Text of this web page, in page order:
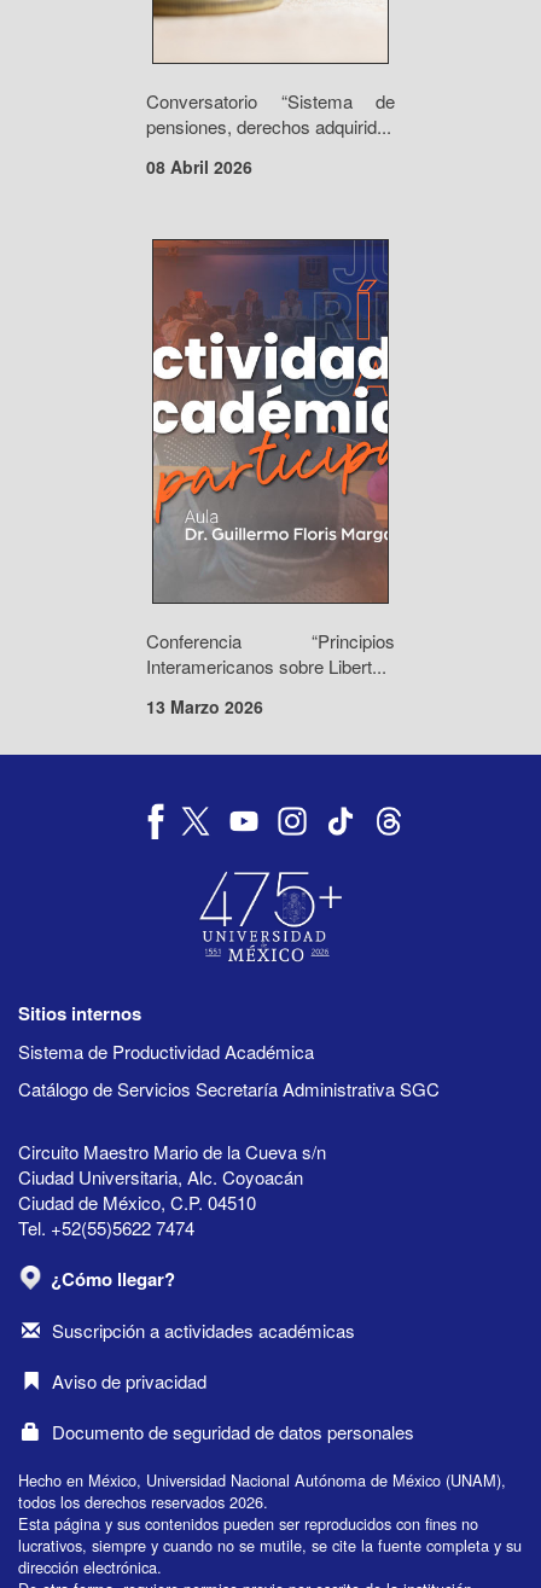
Conversatorio “Sistema de
pensiones, derechos adquirid...
08 Abril 2026
Conferencia “Principios
Interamericanos sobre Libert...
13 Marzo 2026
Sitios internos
Sistema de Productividad Académica
Catálogo de Servicios Secretaría Administrativa SGC
Circuito Maestro Mario de la Cueva s/n
Ciudad Universitaria, Alc. Coyoacán
Ciudad de México, C.P. 04510
Tel. +52(55)5622 7474
¿Cómo llegar?
Suscripción a actividades académicas
Aviso de privacidad
Documento de seguridad de datos personales
Hecho en México, Universidad Nacional Autónoma de México (UNAM),
todos los derechos reservados 2026.
Esta página y sus contenidos pueden ser reproducidos con fines no
lucrativos, siempre y cuando no se mutile, se cite la fuente completa y su
dirección electrónica.